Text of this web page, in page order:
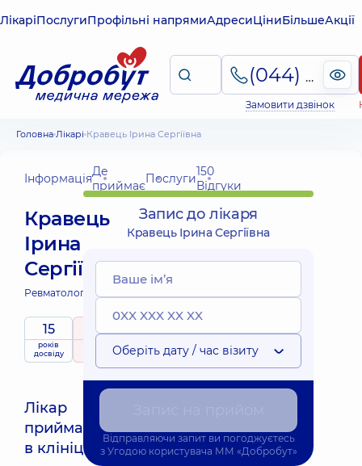
ЛікаріПослугиПрофільні напрямиАдресиЦіниБільшеАкції
(044) 495-2-888
Замовити дзвінок
Головна Лікарі Кравець Ірина Сергіївна
ІнформаціяДе
приймаєПослуги150
Відгуки
Кравець
Ірина
Сергіївна
Ревматолог; Терапевт;
15
років
досвіду
5 / 5
рейтингна підставі
150 Відгуки
Лікар
приймає
в клініці
Найближчий час прийому: 18.08.2026 15:30
Запис до лікаря
Кравець Ірина Сергіївна
Оберіть дату / час візиту
Відправляючи запит ви погоджуєтесь
з Угодою користувача ММ «Добробут»